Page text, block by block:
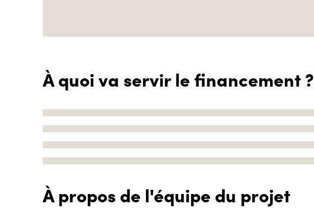
À quoi va servir le financement ?
À propos de l'équipe du projet